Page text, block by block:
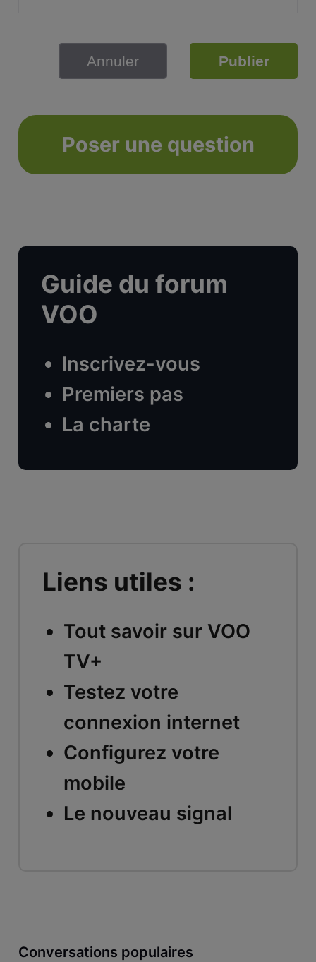
Annuler Publier
Poser une question
Guide du forum
VOO
Inscrivez-vous
Premiers pas
La charte
Liens utiles :
Tout savoir sur VOO
TV+
Testez votre
connexion internet
Configurez votre
mobile
Le nouveau signal
Conversations populaires